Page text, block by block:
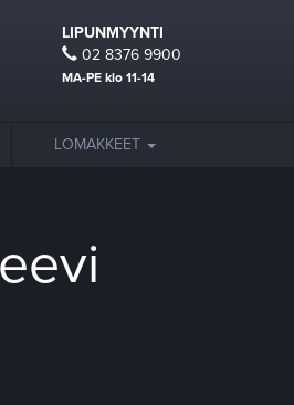
LIPUNMYYNTI
02 8376 9900
MA-PE klo 11-14
LOMAKKEET